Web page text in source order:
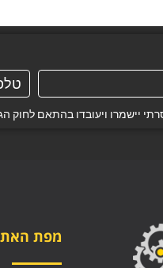
בהתאם לחוק הגנת הפרטיות,
מפת